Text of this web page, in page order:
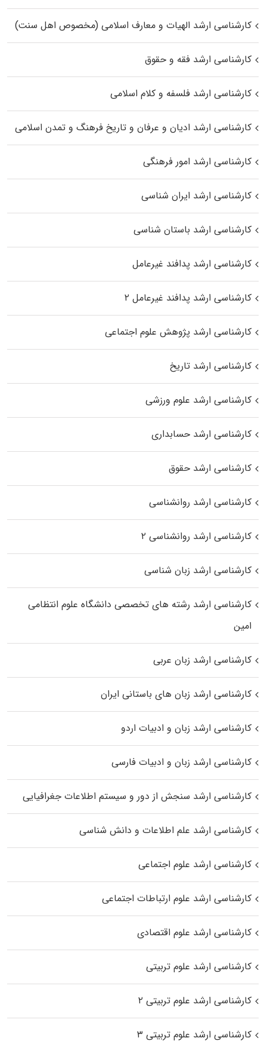
کارشناسی ارشد الهیات و معارف اسلامی (مخصوص اهل سنت)
کارشناسی ارشد فقه و حقوق
کارشناسی ارشد فلسفه و کلام اسلامی
کارشناسی ارشد ادیان و عرفان و تاریخ فرهنگ و تمدن اسلامی
کارشناسی ارشد امور فرهنگی
کارشناسی ارشد ایران شناسی
کارشناسی ارشد باستان شناسی
کارشناسی ارشد پدافند غیرعامل
کارشناسی ارشد پدافند غیرعامل ۲
کارشناسی ارشد پژوهش علوم اجتماعی
کارشناسی ارشد تاریخ
کارشناسی ارشد علوم ورزشی
کارشناسی ارشد حسابداری
کارشناسی ارشد حقوق
کارشناسی ارشد روانشناسی
کارشناسی ارشد روانشناسی ۲
کارشناسی ارشد زبان شناسی
کارشناسی ارشد رﺷﺘﻪ ﻫﺎی تخصصی داﻧﺸﮕﺎه ﻋﻠﻮم انتظامی
اﻣﻴﻦ
کارشناسی ارشد زبان عربی
کارشناسی ارشد زبان‌ های باستانی ایران
کارشناسی ارشد زبان و ادبیات اردو
کارشناسی ارشد زبان و ادبیات فارسی
کارشناسی ارشد سنجش از دور و سیستم اطلاعات جغرافیایی
کارشناسی ارشد علم اطلاعات و دانش شناسی
کارشناسی ارشد علوم اجتماعی
کارشناسی ارشد علوم ارتباطات اجتماعی
کارشناسی ارشد علوم اقتصادی
کارشناسی ارشد علوم تربیتی
کارشناسی ارشد علوم تربیتی ۲
کارشناسی ارشد علوم تربیتی ۳